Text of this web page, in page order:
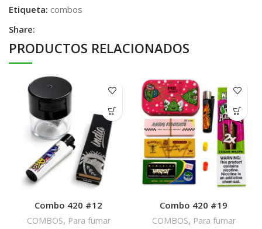
Etiqueta: combos
Share:
PRODUCTOS RELACIONADOS
Combo 420 #12
COMBOS, Para fumar
Combo 420 #19
COMBOS, Para fumar